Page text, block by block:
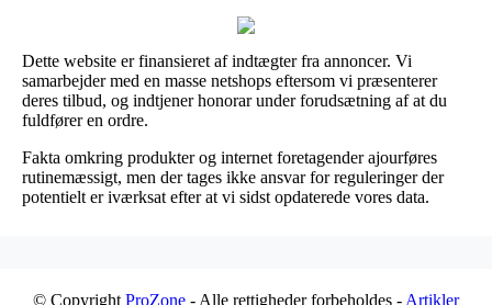
Dette website er finansieret af indtægter fra annoncer. Vi
samarbejder med en masse netshops eftersom vi præsenterer
deres tilbud, og indtjener honorar under forudsætning af at du
fuldfører en ordre.
Fakta omkring produkter og internet foretagender ajourføres
rutinemæssigt, men der tages ikke ansvar for reguleringer der
potentielt er iværksat efter at vi sidst opdaterede vores data.
© Copyright ProZone - Alle rettigheder forbeholdes - Artikler